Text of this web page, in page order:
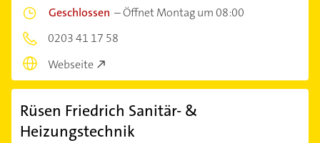
Geschlossen –Öffnet Montag um 08:00
0203 41 17 58
Webseite
Rüsen Friedrich Sanitär- &
Heizungstechnik